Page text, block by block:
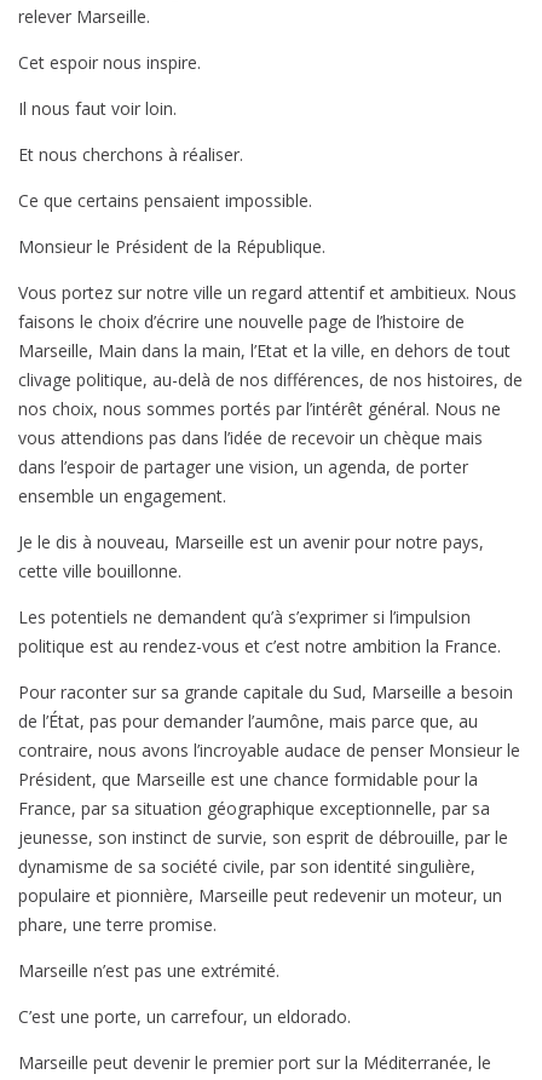
relever Marseille.
Cet espoir nous inspire.
Il nous faut voir loin.
Et nous cherchons à réaliser.
Ce que certains pensaient impossible.
Monsieur le Président de la République.
Vous portez sur notre ville un regard attentif et ambitieux. Nous
faisons le choix d’écrire une nouvelle page de l’histoire de
Marseille, Main dans la main, l’Etat et la ville, en dehors de tout
clivage politique, au-delà de nos différences, de nos histoires, de
nos choix, nous sommes portés par l’intérêt général. Nous ne
vous attendions pas dans l’idée de recevoir un chèque mais
dans l’espoir de partager une vision, un agenda, de porter
ensemble un engagement.
Je le dis à nouveau, Marseille est un avenir pour notre pays,
cette ville bouillonne.
Les potentiels ne demandent qu’à s’exprimer si l’impulsion
politique est au rendez-vous et c’est notre ambition la France.
Pour raconter sur sa grande capitale du Sud, Marseille a besoin
de l’État, pas pour demander l’aumône, mais parce que, au
contraire, nous avons l’incroyable audace de penser Monsieur le
Président, que Marseille est une chance formidable pour la
France, par sa situation géographique exceptionnelle, par sa
jeunesse, son instinct de survie, son esprit de débrouille, par le
dynamisme de sa société civile, par son identité singulière,
populaire et pionnière, Marseille peut redevenir un moteur, un
phare, une terre promise.
Marseille n’est pas une extrémité.
C’est une porte, un carrefour, un eldorado.
Marseille peut devenir le premier port sur la Méditerranée, le